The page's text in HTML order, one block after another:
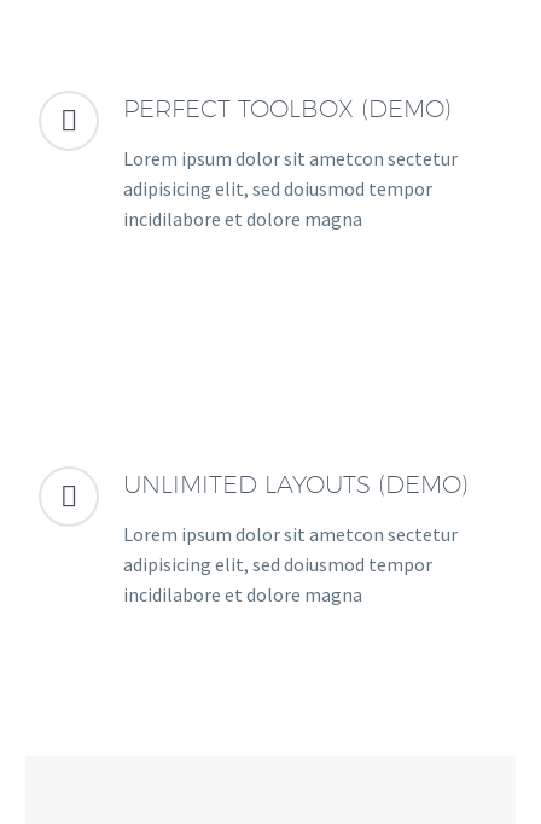

 PERFECT TOOLBOX (DEMO)
Lorem ipsum dolor sit ametcon sectetur
adipisicing elit, sed doiusmod tempor
incidilabore et dolore magna

 UNLIMITED LAYOUTS (DEMO)
Lorem ipsum dolor sit ametcon sectetur
adipisicing elit, sed doiusmod tempor
incidilabore et dolore magna